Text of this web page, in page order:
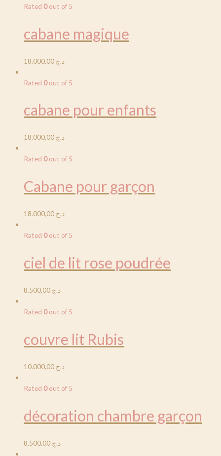
Rated 0out of 5
cabane magique
د.ج
Rated 0out of 5
cabane pour enfants
د.ج
Rated 0out of 5
Cabane pour garçon
د.ج
Rated 0out of 5
ciel de lit rose poudrée
د.ج
Rated 0out of 5
couvre lit Rubis
د.ج
Rated 0out of 5
décoration chambre garçon
د.ج